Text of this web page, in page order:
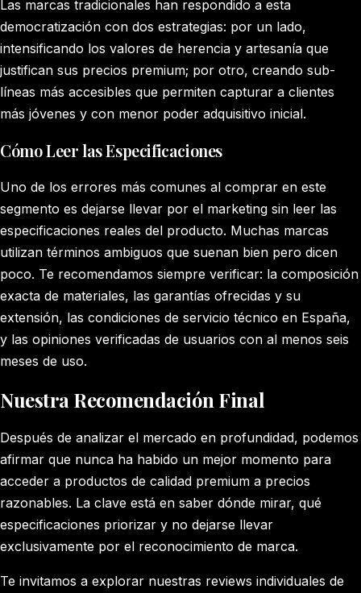
Las marcas tradicionales han respondido a esta
democratización con dos estrategias: por un lado,
intensificando los valores de herencia y artesanía que
justifican sus precios premium; por otro, creando sub-
líneas más accesibles que permiten capturar a clientes
más jóvenes y con menor poder adquisitivo inicial.
Cómo Leer las Especificaciones
Uno de los errores más comunes al comprar en este
segmento es dejarse llevar por el marketing sin leer las
especificaciones reales del producto. Muchas marcas
utilizan términos ambiguos que suenan bien pero dicen
poco. Te recomendamos siempre verificar: la composición
exacta de materiales, las garantías ofrecidas y su
extensión, las condiciones de servicio técnico en España,
y las opiniones verificadas de usuarios con al menos seis
meses de uso.
Nuestra Recomendación Final
Después de analizar el mercado en profundidad, podemos
afirmar que nunca ha habido un mejor momento para
acceder a productos de calidad premium a precios
razonables. La clave está en saber dónde mirar, qué
especificaciones priorizar y no dejarse llevar
exclusivamente por el reconocimiento de marca.
Te invitamos a explorar nuestras reviews individuales de